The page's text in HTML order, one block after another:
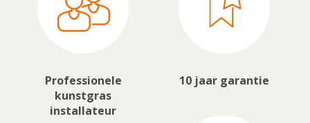
Professionele
kunstgras
installateur
10 jaar garantie